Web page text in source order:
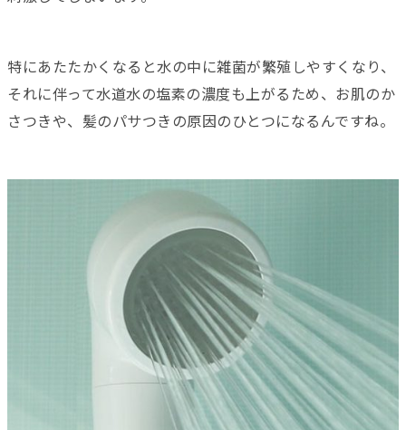
特にあたたかくなると水の中に雑菌が繁殖しやすくなり、
それに伴って水道水の塩素の濃度も上がるため、お肌のか
さつきや、髪のパサつきの原因のひとつになるんですね。